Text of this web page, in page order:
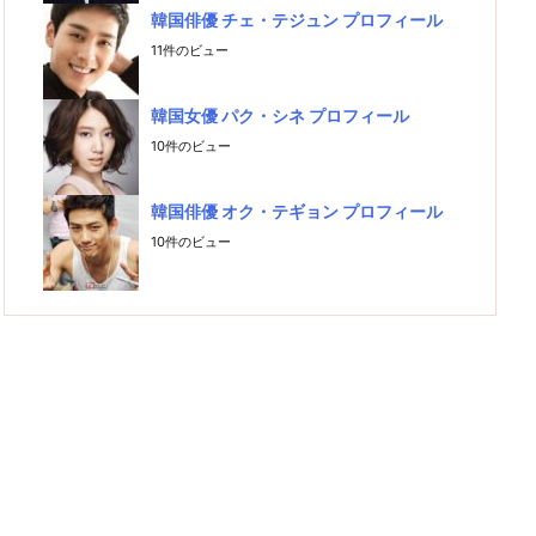
韓国俳優 チェ・テジュン プロフィール
11件のビュー
韓国女優 パク・シネ プロフィール
10件のビュー
韓国俳優 オク・テギョン プロフィール
10件のビュー